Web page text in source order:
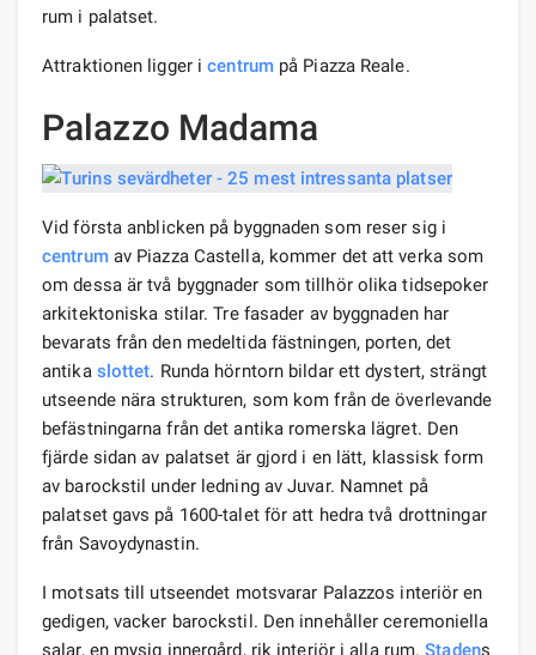
rum i palatset.
Attraktionen ligger icentrumpå Piazza Reale.
Palazzo Madama
Vid första anblicken på byggnaden som reser sig i
centrumav Piazza Castella, kommer det att verka som
om dessa är två byggnader som tillhör olika tidsepoker
arkitektoniska stilar. Tre fasader av byggnaden har
bevarats från den medeltida fästningen, porten, det
antika slottet. Runda hörntorn bildar ett dystert, strängt
utseende nära strukturen, som kom från de överlevande
befästningarna från det antika romerska lägret. Den
fjärde sidan av palatset är gjord i en lätt, klassisk form
av barockstil under ledning av Juvar. Namnet på
palatset gavs på 1600-talet för att hedra två drottningar
från Savoydynastin.
I motsats till utseendet motsvarar Palazzos interiör en
gedigen, vacker barockstil. Den innehåller ceremoniella
salar, en mysig innergård, rik interiör i alla rum.Stadens